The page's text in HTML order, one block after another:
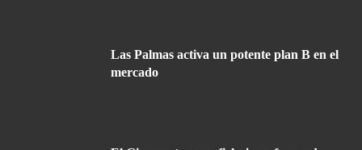
Las Palmas activa un potente plan B en el
mercado